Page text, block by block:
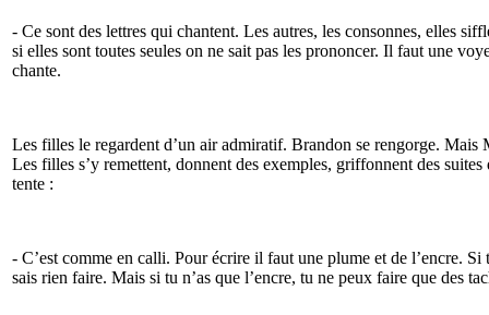
- Ce sont des lettres qui chantent. Les autres, les consonnes, elles
si elles sont toutes seules on ne sait pas les prononcer. Il faut une
chante.
Les filles le regardent d’un air admiratif. Brandon se rengorge. Mais
Les filles s’y remettent, donnent des exemples, griffonnent des
tente :
- C’est comme en calli. Pour écrire il faut une plume et de l’encre. Si
sais rien faire. Mais si tu n’as que l’encre, tu ne peux faire que des